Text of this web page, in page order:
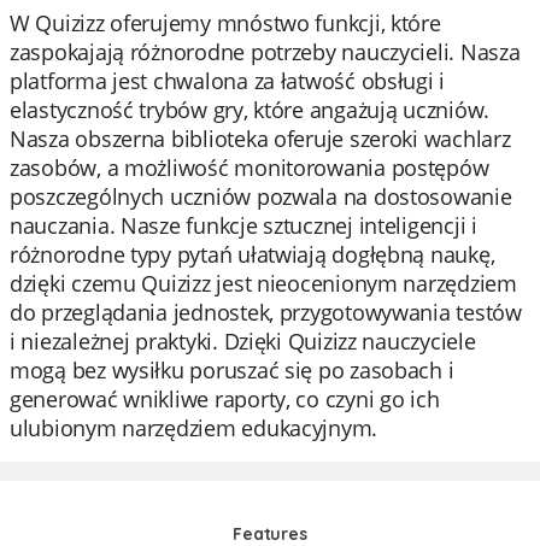
W Quizizz oferujemy mnóstwo funkcji, które
zaspokajają różnorodne potrzeby nauczycieli. Nasza
platforma jest chwalona za łatwość obsługi i
elastyczność trybów gry, które angażują uczniów.
Nasza obszerna biblioteka oferuje szeroki wachlarz
zasobów, a możliwość monitorowania postępów
poszczególnych uczniów pozwala na dostosowanie
nauczania. Nasze funkcje sztucznej inteligencji i
różnorodne typy pytań ułatwiają dogłębną naukę,
dzięki czemu Quizizz jest nieocenionym narzędziem
do przeglądania jednostek, przygotowywania testów
i niezależnej praktyki. Dzięki Quizizz nauczyciele
mogą bez wysiłku poruszać się po zasobach i
generować wnikliwe raporty, co czyni go ich
ulubionym narzędziem edukacyjnym.
Features